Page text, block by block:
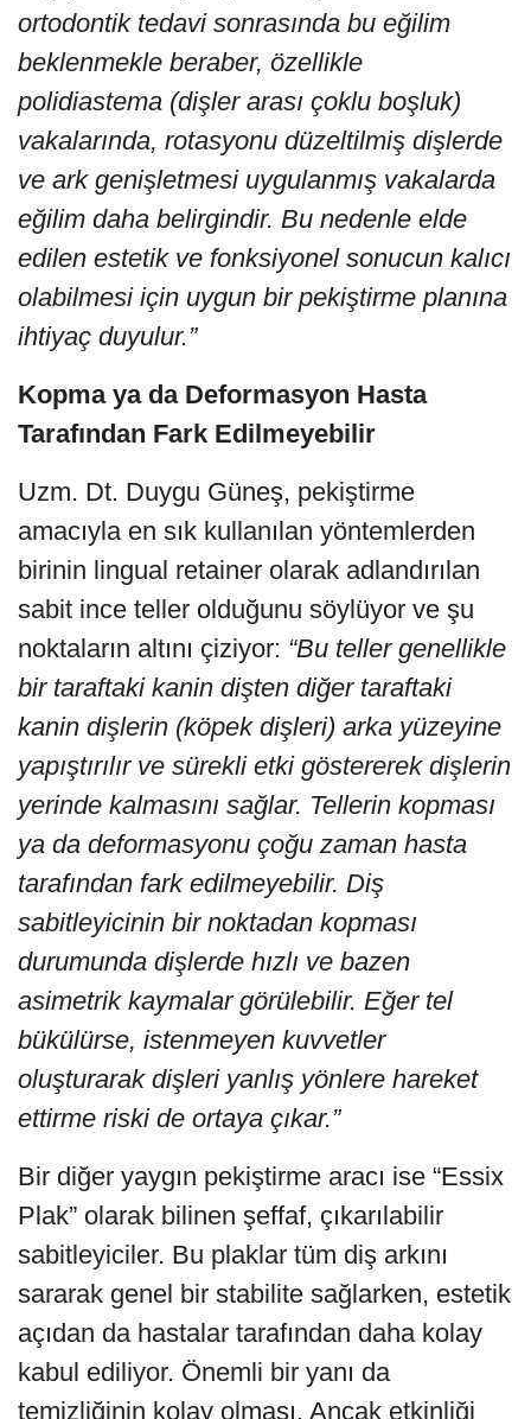
ortodontik tedavi sonrasında bu eğilim
beklenmekle beraber, özellikle
polidiastema (dişler arası çoklu boşluk)
vakalarında, rotasyonu düzeltilmiş dişlerde
ve ark genişletmesi uygulanmış vakalarda
eğilim daha belirgindir. Bu nedenle elde
edilen estetik ve fonksiyonel sonucun kalıcı
olabilmesi için uygun bir pekiştirme planına
ihtiyaç duyulur.”
Kopma ya da Deformasyon Hasta
Tarafından Fark Edilmeyebilir
Uzm. Dt. Duygu Güneş, pekiştirme
amacıyla en sık kullanılan yöntemlerden
birinin lingual retainer olarak adlandırılan
sabit ince teller olduğunu söylüyor ve şu
noktaların altını çiziyor: “Bu teller genellikle
bir taraftaki kanin dişten diğer taraftaki
kanin dişlerin (köpek dişleri) arka yüzeyine
yapıştırılır ve sürekli etki göstererek dişlerin
yerinde kalmasını sağlar. Tellerin kopması
ya da deformasyonu çoğu zaman hasta
tarafından fark edilmeyebilir. Diş
sabitleyicinin bir noktadan kopması
durumunda dişlerde hızlı ve bazen
asimetrik kaymalar görülebilir. Eğer tel
bükülürse, istenmeyen kuvvetler
oluşturarak dişleri yanlış yönlere hareket
ettirme riski de ortaya çıkar.”
Bir diğer yaygın pekiştirme aracı ise “Essix
Plak” olarak bilinen şeffaf, çıkarılabilir
sabitleyiciler. Bu plaklar tüm diş arkını
sararak genel bir stabilite sağlarken, estetik
açıdan da hastalar tarafından daha kolay
kabul ediliyor. Önemli bir yanı da
temizliğinin kolay olması. Ancak etkinliği